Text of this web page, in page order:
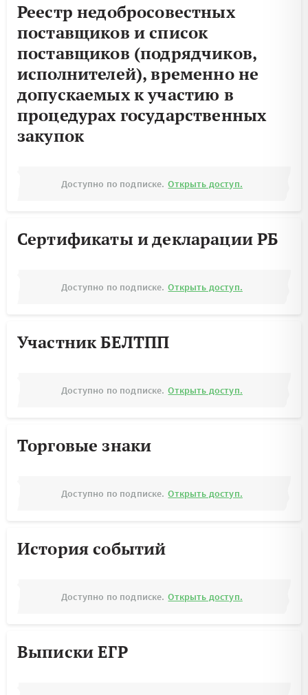
Реестр недобросовестных
поставщиков и список
поставщиков (подрядчиков,
исполнителей), временно не
допускаемых к участию в
процедурах государственных
закупок
Доступно по подписке. Открыть доступ.
Сертификаты и декларации РБ
Доступно по подписке. Открыть доступ.
Участник БЕЛТПП
Доступно по подписке. Открыть доступ.
Торговые знаки
Доступно по подписке. Открыть доступ.
История событий
Доступно по подписке. Открыть доступ.
Выписки ЕГР